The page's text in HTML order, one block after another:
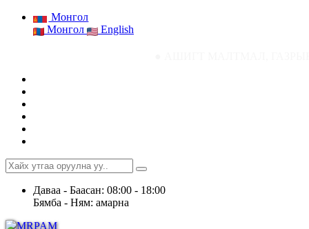
Монгол
Монгол
English
Даваа - Баасан: 08:00 - 18:00
Бямба - Ням: амарна